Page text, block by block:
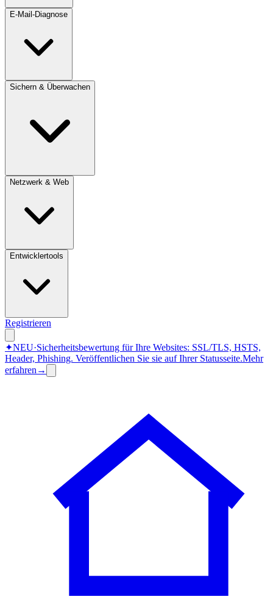
E-Mail-Diagnose
Sichern & Überwachen
Netzwerk & Web
Entwicklertools
Registrieren
✦NEU·Sicherheitsbewertung für Ihre Websites: SSL/TLS, HSTS,
Header, Phishing. Veröffentlichen Sie sie auf Ihrer Statusseite.Mehr
erfahren →